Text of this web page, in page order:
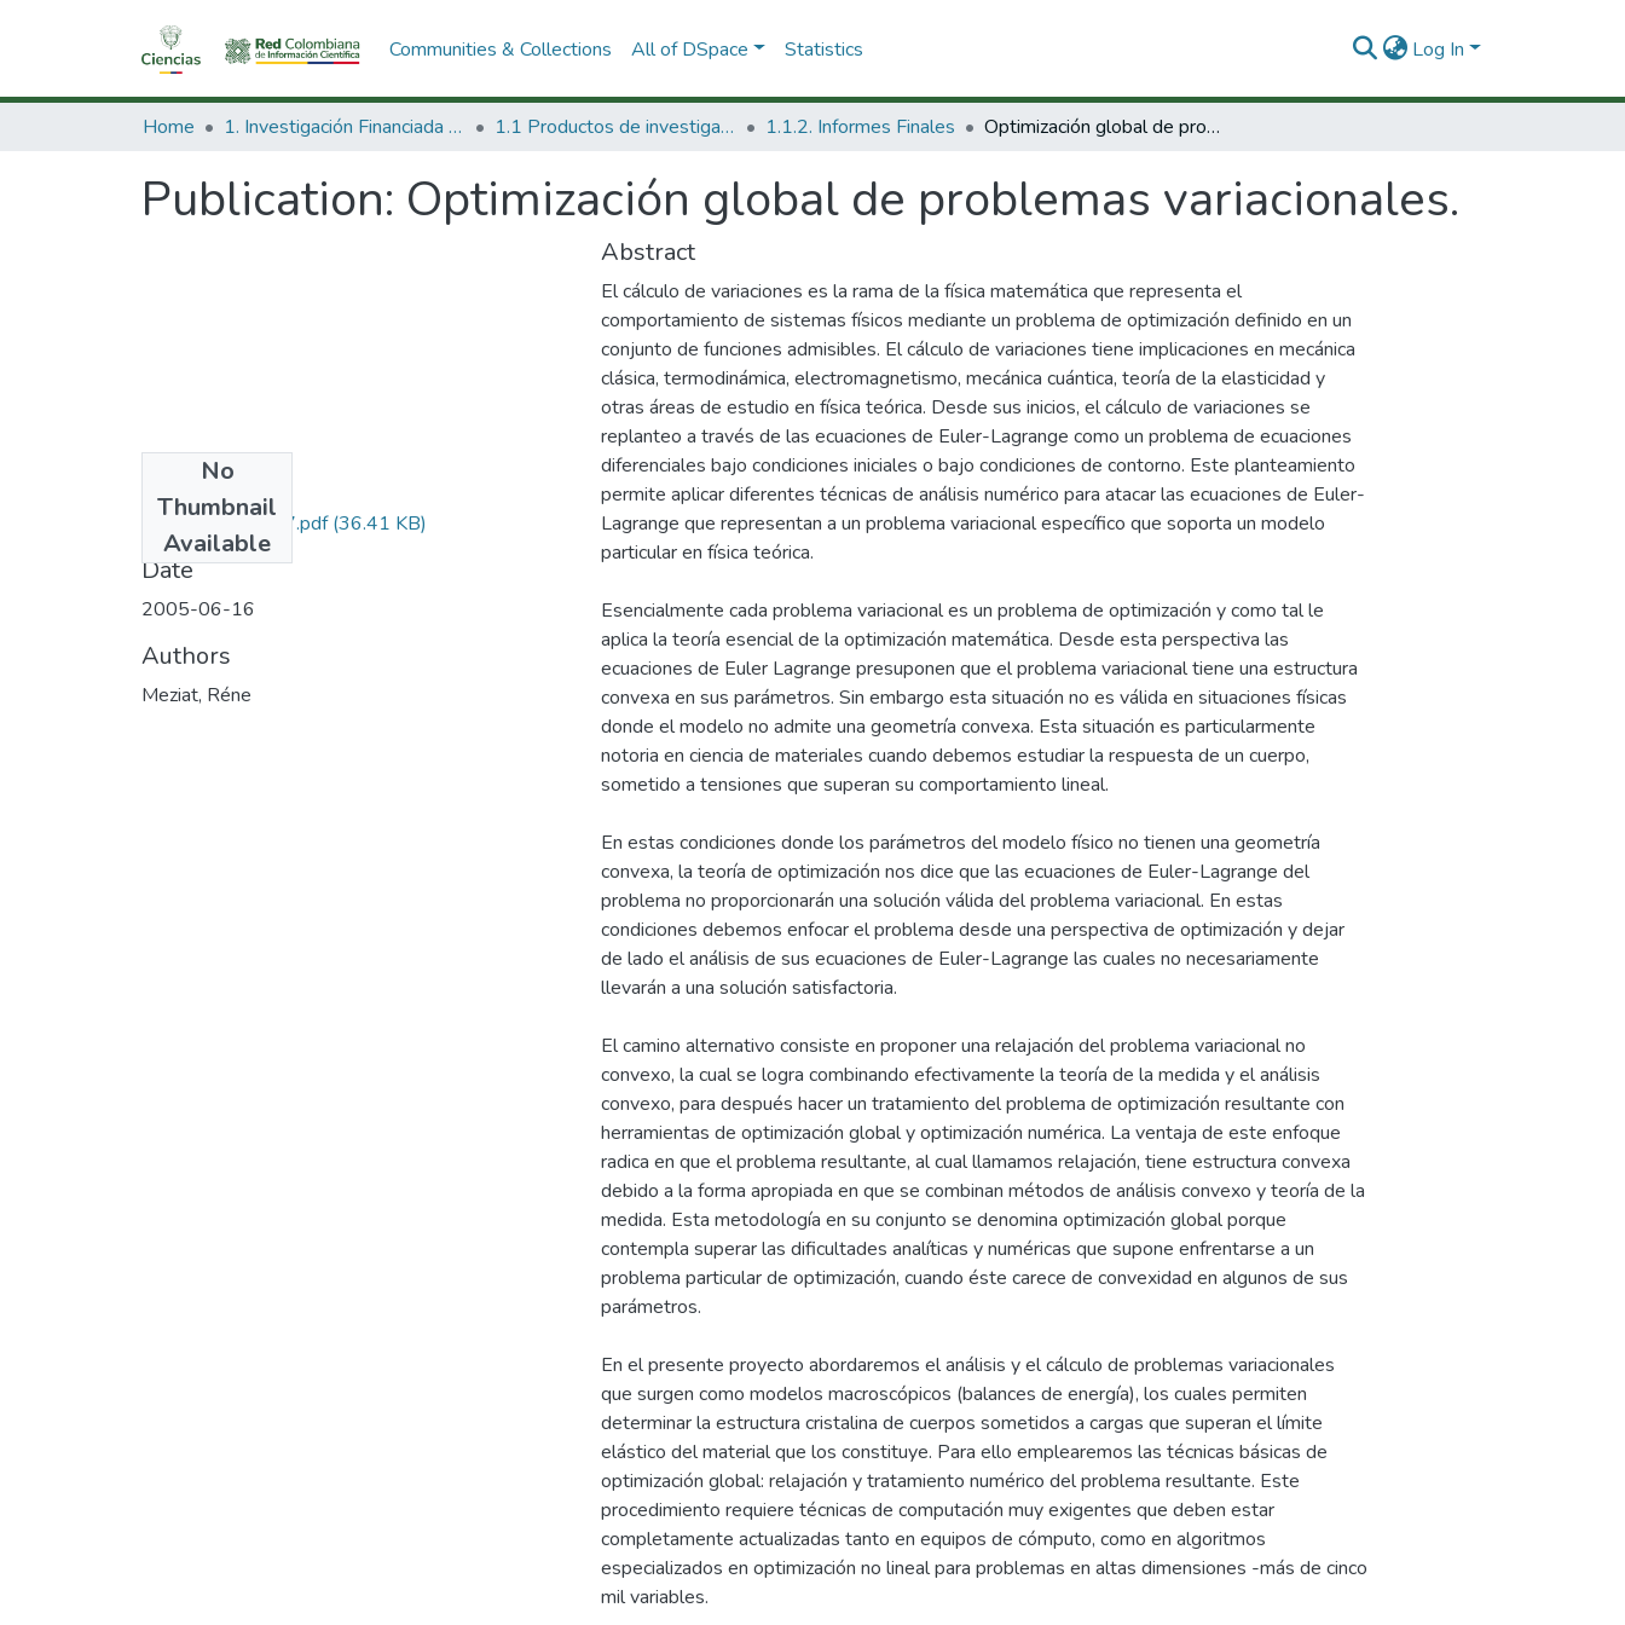
Communities & Collections All of DSpace Statistics Log In
Home 1. Investigación Financiada con Recursos Públicos 1.1 Productos de investigación 1.1.2. Informes Finales Optimización global de problemas variacionales.
Publication: Optimización global de problemas variacionales.
No
Thumbnail
Available
12040513627.pdf(36.41 KB)
Date
2005-06-16
Authors
Meziat, Réne
Abstract
El cálculo de variaciones es la rama de la física matemática que representa el
comportamiento de sistemas físicos mediante un problema de optimización definido en un
conjunto de funciones admisibles. El cálculo de variaciones tiene implicaciones en mecánica
clásica, termodinámica, electromagnetismo, mecánica cuántica, teoría de la elasticidad y
otras áreas de estudio en física teórica. Desde sus inicios, el cálculo de variaciones se
replanteo a través de las ecuaciones de Euler-Lagrange como un problema de ecuaciones
diferenciales bajo condiciones iniciales o bajo condiciones de contorno. Este planteamiento
permite aplicar diferentes técnicas de análisis numérico para atacar las ecuaciones de Euler-
Lagrange que representan a un problema variacional específico que soporta un modelo
particular en física teórica.
Esencialmente cada problema variacional es un problema de optimización y como tal le
aplica la teoría esencial de la optimización matemática. Desde esta perspectiva las
ecuaciones de Euler Lagrange presuponen que el problema variacional tiene una estructura
convexa en sus parámetros. Sin embargo esta situación no es válida en situaciones físicas
donde el modelo no admite una geometría convexa. Esta situación es particularmente
notoria en ciencia de materiales cuando debemos estudiar la respuesta de un cuerpo,
sometido a tensiones que superan su comportamiento lineal.
En estas condiciones donde los parámetros del modelo físico no tienen una geometría
convexa, la teoría de optimización nos dice que las ecuaciones de Euler-Lagrange del
problema no proporcionarán una solución válida del problema variacional. En estas
condiciones debemos enfocar el problema desde una perspectiva de optimización y dejar
de lado el análisis de sus ecuaciones de Euler-Lagrange las cuales no necesariamente
llevarán a una solución satisfactoria.
El camino alternativo consiste en proponer una relajación del problema variacional no
convexo, la cual se logra combinando efectivamente la teoría de la medida y el análisis
convexo, para después hacer un tratamiento del problema de optimización resultante con
herramientas de optimización global y optimización numérica. La ventaja de este enfoque
radica en que el problema resultante, al cual llamamos relajación, tiene estructura convexa
debido a la forma apropiada en que se combinan métodos de análisis convexo y teoría de la
medida. Esta metodología en su conjunto se denomina optimización global porque
contempla superar las dificultades analíticas y numéricas que supone enfrentarse a un
problema particular de optimización, cuando éste carece de convexidad en algunos de sus
parámetros.
En el presente proyecto abordaremos el análisis y el cálculo de problemas variacionales
que surgen como modelos macroscópicos (balances de energía), los cuales permiten
determinar la estructura cristalina de cuerpos sometidos a cargas que superan el límite
elástico del material que los constituye. Para ello emplearemos las técnicas básicas de
optimización global: relajación y tratamiento numérico del problema resultante. Este
procedimiento requiere técnicas de computación muy exigentes que deben estar
completamente actualizadas tanto en equipos de cómputo, como en algoritmos
especializados en optimización no lineal para problemas en altas dimensiones -más de cinco
mil variables.